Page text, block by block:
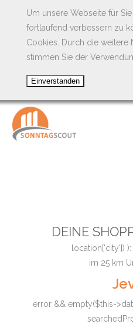
Um unsere Webseite für
fortlaufend verbessern zu
Cookies. Durch die weitere
stimmen Sie der
DEINE
location['city']) ):
im 25 km
error && empty($this-